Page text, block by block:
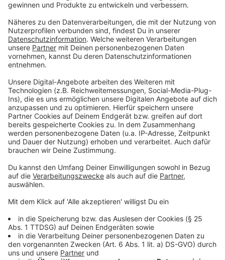
Klaus Allofs, Vorstand Sport und
Kommunikation:„Andre Hoffmann war als
Kapitän ein Gesicht der Fortuna und hat sich um
den Verein verdient gemacht. Als wichtige
Leistung vorangegangen. Sowohl Andre als auch
wir sind an dieser Stelle der Überzeugung, nun im
allerbesten Miteinander einen Schnitt zu
machen. „Hoffi“ hat bleibenden Eindruck
hinterlassen, wir danken ihm für alles, was er bei
uns eingebracht hat. Er ist bei der Fortuna immer
hoch willkommen.“
noch einmal zu verändern. Wir haben in guter
Atmosphäre und auf Augenhöhe miteinander
gesprochen. Ein sehr emotionales Kapitel in
meiner Karriere geht zu Ende. Ich schaue mit
sehr viel Stolz und Freude auf meine Zeit mit der